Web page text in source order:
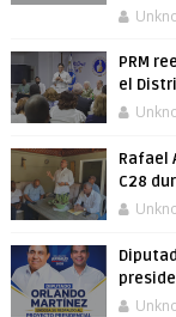
PRM
el
Rafael
C28